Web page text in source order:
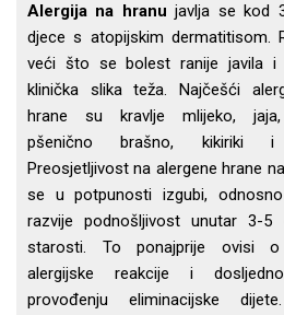
Alergija na hranu javlja se kod
djece s atopijskim dermatitisom.
veći što se bolest ranije javila
klinička slika teža. Najčešći
hrane su kravlje mlijeko,
pšenično brašno, kikiriki
Preosjetljivost na alergene hrane
se u potpunosti izgubi,
razvije podnošljivost unutar 3-5
starosti. To ponajprije ovisi
alergijske reakcije i
provođenju eliminacijske